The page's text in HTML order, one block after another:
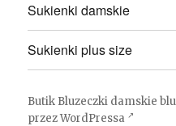
Sukienki damskie
Sukienki plus size
Butik Bluzeczki damskie
przez WordPressa